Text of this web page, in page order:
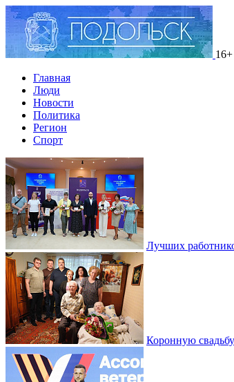
16+
Главная
Люди
Новости
Политика
Регион
Спорт
Лучших
Коронную